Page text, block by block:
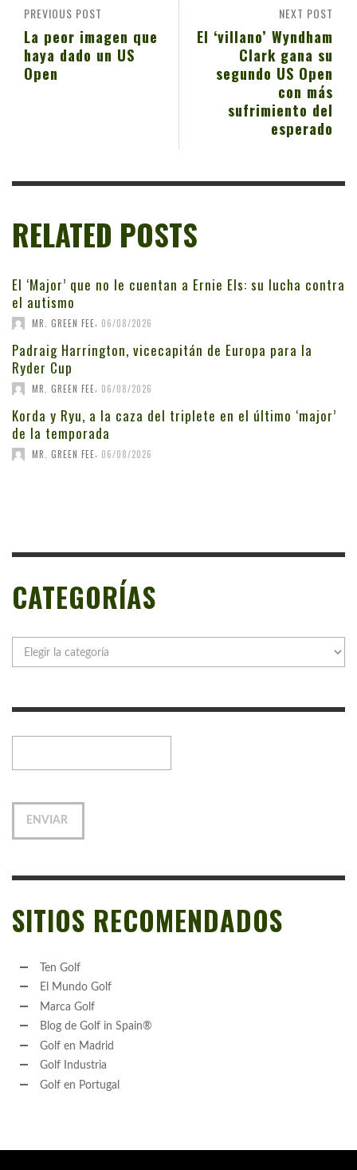
NEXT POST
El ‘villano’ Wyndham
Clark gana su
segundo US Open
con más
sufrimiento del
esperado
PREVIOUS POST
La peor imagen que
haya dado un US
Open
RELATED POSTS
El ‘Major’ que no le cuentan a Ernie Els: su lucha contra
el autismo
MR. GREEN FEE, 06/08/2026
Padraig Harrington, vicecapitán de Europa para la
Ryder Cup
MR. GREEN FEE 06/08/2026
Korda y Ryu, a la caza del triplete en el último ‘major’
de la temporada
MR. GREEN FEE 06/08/2026
CATEGORÍAS
SITIOS RECOMENDADOS
Ten Golf
El Mundo Golf
Marca Golf
Blog de Golf in Spain®
Golf en Madrid
Golf Industria
Golf en Portugal